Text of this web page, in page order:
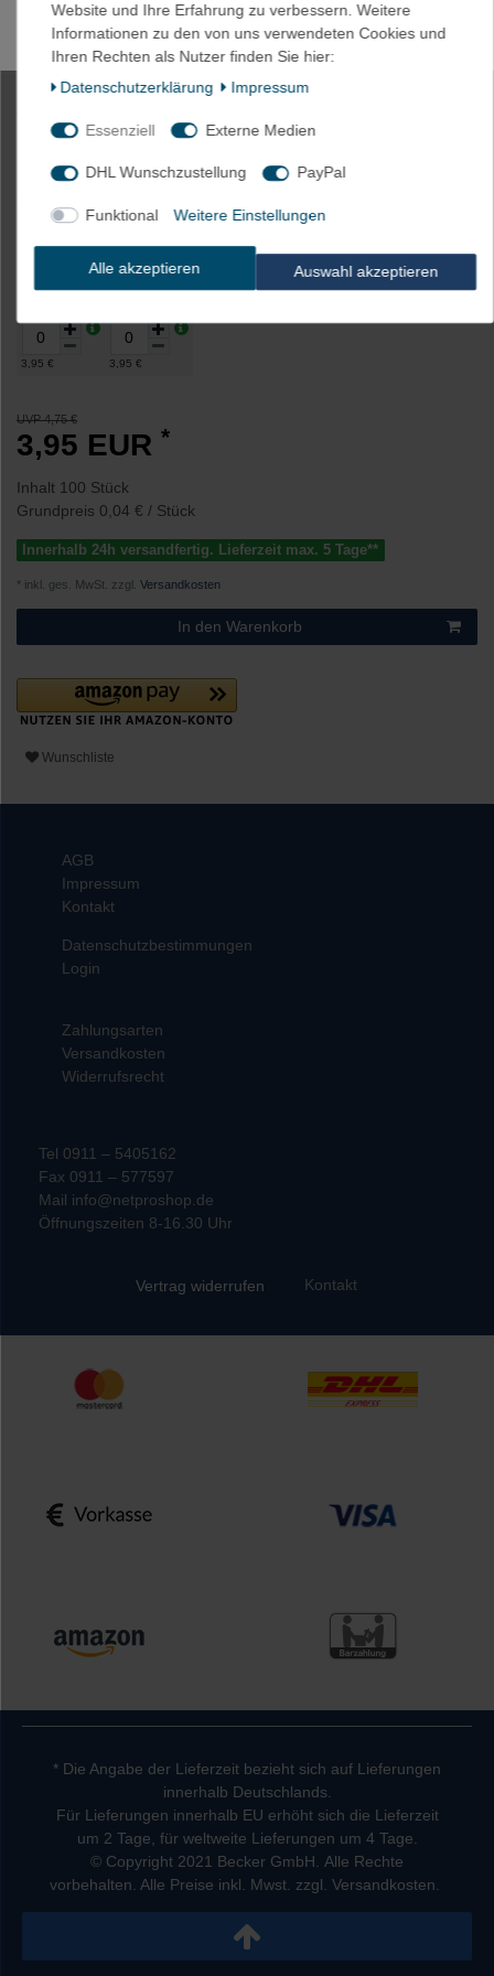
100 x Kabelbinder wieder lösbar
Farbe
3,95 € 3,95 €
UVP 4,75 €
3,95 EUR *
Inhalt 100 Stück
Grundpreis 0,04 € / Stück
Innerhalb 24h versandfertig. Lieferzeit max. 5 Tage**
* inkl. ges. MwSt. zzgl. Versandkosten
In den Warenkorb
Wunschliste
AGB
Impressum
Kontakt
Datenschutzbestimmungen
Login
Zahlungsarten
Versandkosten
Widerrufsrecht
Tel 0911 – 5405162
Fax 0911 – 577597
Mail info@netproshop.de
Öffnungszeiten 8-16.30 Uhr
Vertrag widerrufen Kontakt
* Die Angabe der Lieferzeit bezieht sich auf Lieferungen
innerhalb Deutschlands.
Für Lieferungen innerhalb EU erhöht sich die Lieferzeit
um 2 Tage, für weltweite Lieferungen um 4 Tage.
© Copyright 2021 Becker GmbH. Alle Rechte
vorbehalten. Alle Preise inkl. Mwst. zzgl. Versandkosten.
Website und Ihre Erfahrung zu verbessern. Weitere
Informationen zu den von uns verwendeten Cookies und
Ihren Rechten als Nutzer finden Sie hier:
Daten­schutz­erklärung
Impressum
Essenziell Externe Medien
DHL Wunschzustellung PayPal
Funktional Weitere Einstellungen
Alle akzeptieren Auswahl akzeptieren